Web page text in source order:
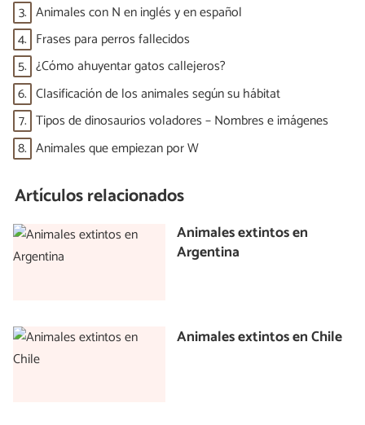
3. Animales con N en inglés y en español
4. Frases para perros fallecidos
5. ¿Cómo ahuyentar gatos callejeros?
6. Clasificación de los animales según su hábitat
7. Tipos de dinosaurios voladores – Nombres e imágenes
8. Animales que empiezan por W
Artículos relacionados
Animales extintos en
Argentina
Animales extintos en Chile